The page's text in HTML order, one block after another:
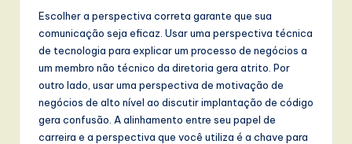
o
Escolher a perspectiva correta garante que sua
comunicação seja eficaz. Usar uma perspectiva técnica
de tecnologia para explicar um processo de negócios a
um membro não técnico da diretoria gera atrito. Por
outro lado, usar uma perspectiva de motivação de
negócios de alto nível ao discutir implantação de código
gera confusão. A alinhamento entre seu papel de
carreira e a perspectiva que você utiliza é a chave para